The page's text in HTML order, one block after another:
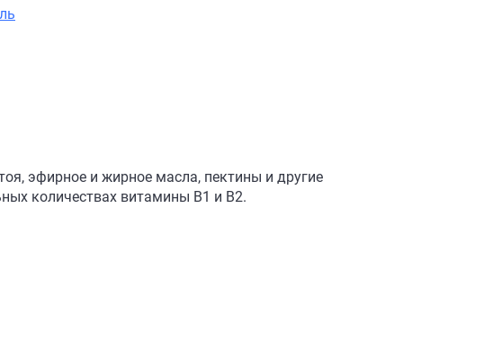
эфирное и жирное масла, пектины и другие
количествах витамины В1 и В2.